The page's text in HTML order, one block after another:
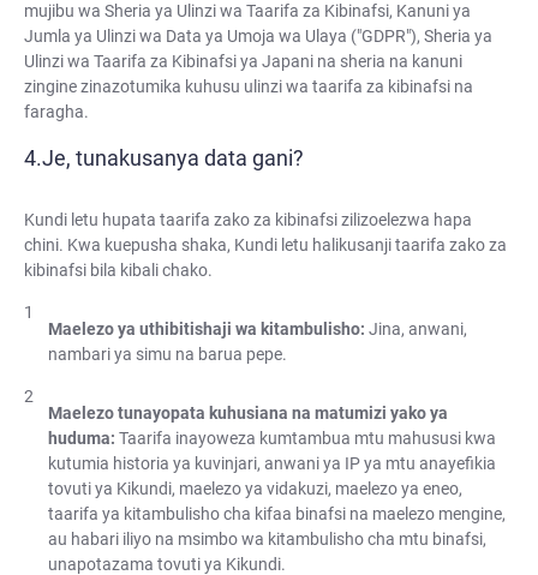
mujibu wa Sheria ya Ulinzi wa Taarifa za Kibinafsi, Kanuni ya
Jumla ya Ulinzi wa Data ya Umoja wa Ulaya ("GDPR"), Sheria ya
Ulinzi wa Taarifa za Kibinafsi ya Japani na sheria na kanuni
zingine zinazotumika kuhusu ulinzi wa taarifa za kibinafsi na
faragha.
Je, tunakusanya data gani?
Kundi letu hupata taarifa zako za kibinafsi zilizoelezwa hapa
chini. Kwa kuepusha shaka, Kundi letu halikusanji taarifa zako za
kibinafsi bila kibali chako.
Maelezo ya uthibitishaji wa kitambulisho: Jina, anwani,
nambari ya simu na barua pepe.
Maelezo tunayopata kuhusiana na matumizi yako ya
huduma: Taarifa inayoweza kumtambua mtu mahususi kwa
kutumia historia ya kuvinjari, anwani ya IP ya mtu anayefikia
tovuti ya Kikundi, maelezo ya vidakuzi, maelezo ya eneo,
taarifa ya kitambulisho cha kifaa binafsi na maelezo mengine,
au habari iliyo na msimbo wa kitambulisho cha mtu binafsi,
unapotazama tovuti ya Kikundi.